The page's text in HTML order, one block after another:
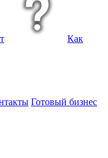
Как
Готовый бизнес